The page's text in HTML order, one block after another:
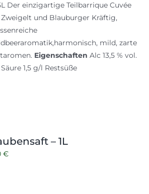
Der einzigartige Teilbarrique Cuvée
Zweigelt und Blauburger Kräftig,
mild, zarte
Eigenschaften Alc 13,5 % vol.
1,5 g/l Restsüße
– 1L
€